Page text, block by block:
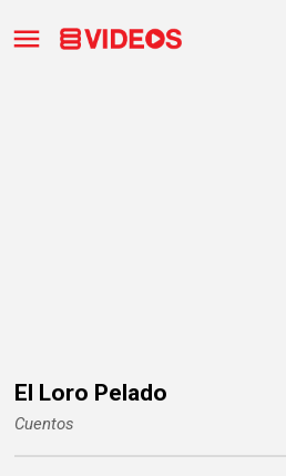
El Loro Pelado
Cuentos